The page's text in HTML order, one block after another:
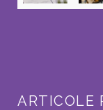
ARTICOLE